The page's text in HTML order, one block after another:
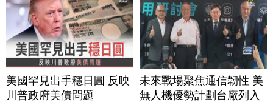
美國罕見出手穩日圓 反映
川普政府美債問題
未來戰場聚焦通信韌性 美
無人機優勢計劃台廠列入